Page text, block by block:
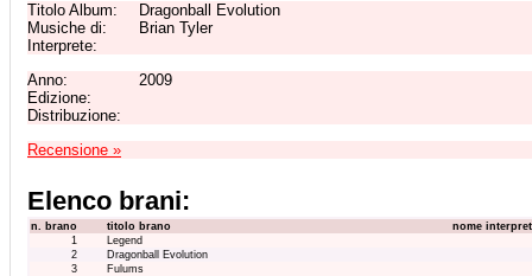
Titolo Album:
Dragonball Evolution
Musiche di:
Brian Tyler
Interprete:
Anno:
2009
Edizione:
Distribuzione:
Recensione »
Elenco brani:
n. brano titolo brano
nome
1
Legend
2
Dragonball Evolution
3
Fulums